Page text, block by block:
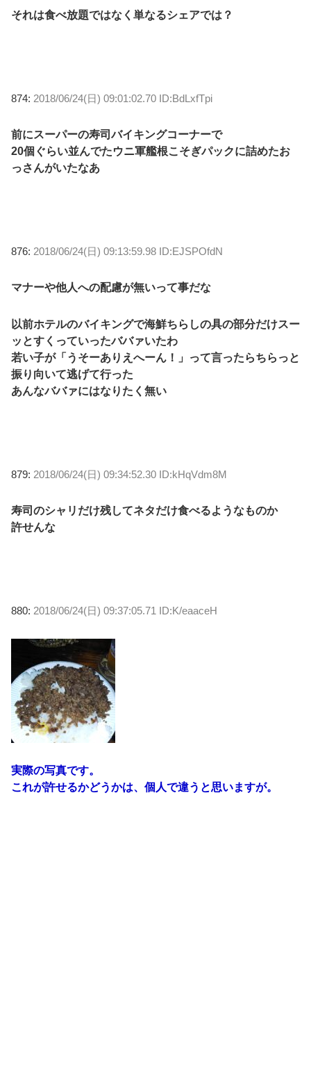
それは食べ放題ではなく単なるシェアでは？
874: 2018/06/24(日) 09:01:02.70 ID:BdLxfTpi
前にスーパーの寿司バイキングコーナーで
20個ぐらい並んでたウニ軍艦根こそぎパックに詰めたお
っさんがいたなあ
876: 2018/06/24(日) 09:13:59.98 ID:EJSPOfdN
マナーや他人への配慮が無いって事だな
以前ホテルのバイキングで海鮮ちらしの具の部分だけスー
ッとすくっていったババァいたわ
若い子が「うそーありえへーん！」って言ったらちらっと
振り向いて逃げて行った
あんなババァにはなりたく無い
879: 2018/06/24(日) 09:34:52.30 ID:kHqVdm8M
寿司のシャリだけ残してネタだけ食べるようなものか
許せんな
880: 2018/06/24(日) 09:37:05.71 ID:K/eaaceH
実際の写真です。
これが許せるかどうかは、個人で違うと思いますが。